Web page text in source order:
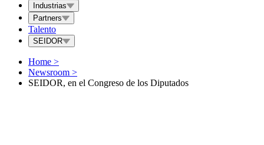
Industrias
Partners
Talento
SEIDOR
Home >
Newsroom >
SEIDOR, en el Congreso de los Diputados